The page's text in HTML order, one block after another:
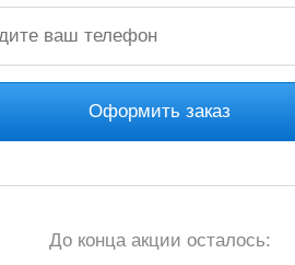
Оформить заказ
До конца акции осталось: